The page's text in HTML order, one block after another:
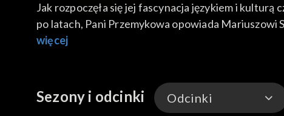
Jak rozpoczęła się jej fascynacja językiem i kulturą
po latach, Pani Przemykowa opowiada Mariuszowi
więcej
Sezony i odcinki Odcinki